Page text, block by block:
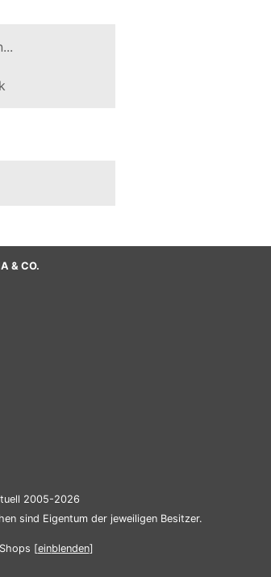
& CO.
2005-2026
sind Eigentum der jeweiligen Besitzer.
[einblenden]